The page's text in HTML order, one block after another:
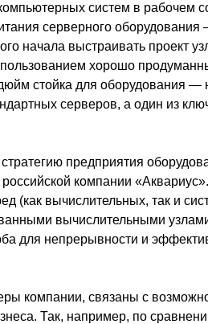
систем в рабочем
серверного оборудования
начала выстраивать проект
хорошо
стойка для оборудования —
серверов, а один из
предприятия
компании
(как вычислительных, так и
вычислительными
для непрерывности и
компании, связаны с
Так, например, по